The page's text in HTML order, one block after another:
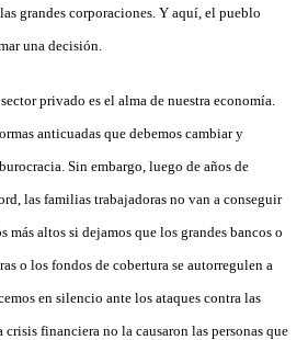
grandes corporaciones. Y aquí, el pueblo
una decisión.
privado es el alma de nuestra economía.
anticuadas que debemos cambiar y
Sin embargo, luego de años de
las familias trabajadoras no van a conseguir
más altos si dejamos que los grandes bancos o
o los fondos de cobertura se autorregulen a
en silencio ante los ataques contra las
financiera no la causaron las personas que